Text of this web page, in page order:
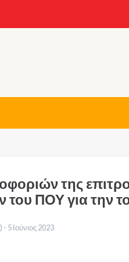
της
ΠΟΥ για την
- 5 Ιούνιος 2023